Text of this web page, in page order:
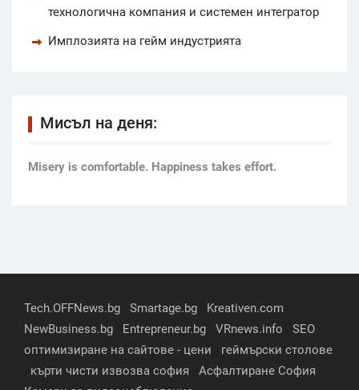
технологична компания и системен интегратор
Имплозията на гейм индустрията
Мисъл на деня:
Мisery is comfortable. Happiness takes effort.
Tech.OFFNews.bg Smartage.bg
Kreativen.com
NewBusiness.bg
Entrepreneur.bg VRnews.info
SEO
оптимизиране на сайтове - цени
геймърски столове
кърти чисти извозва софия
Асфалтиране София